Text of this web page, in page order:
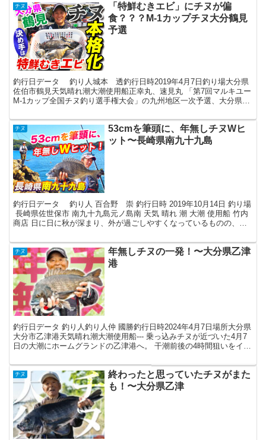
チヌ
「特鮮むきエビ」にチヌが偏
食？？？M-1カップチヌ大分鶴見
予選
釣行日データ 釣り人城本 透釣行日時2019年4月7日釣り場大分県
佐伯市鶴見天気晴れ潮大潮使用船正幸丸、速見丸 「第7回マルキユー
M-1カップ全国チヌ釣り選手権大会」の九州地区一次予選、大分県鶴
チヌ
53cmを筆頭に、年無しチヌWヒ
ット〜長崎県南九十九島
釣行日データ 釣り人 百合野 崇 釣行日時 2019年10月14日 釣り場
長崎県佐世保市 南九十九島元ノ島南 天気 晴れ 潮 大潮 使用船 竹内
商店 日に日に秋が深まり、外が過ごしやすくなっているものの、海
チヌ
年無しチヌの一発！〜大分県乙津
港
釣行日データ 釣り人釣り人仲 國勝釣行日時2024年4月7日場所大分県
大分市乙津港天気晴れ潮大潮使用船--- 乗っ込みチヌが近づいた4月7
日の大潮にホームグランドの乙津港へ。 干潮前後の4時間狙いをイメ
チヌ
終わったと思っていたチヌがまた
も！〜大分県乙津